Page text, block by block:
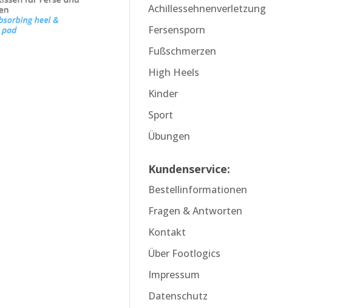
Achillessehnenverletzung
Fersensporn
Fußschmerzen
High Heels
Kinder
Sport
Übungen
Kundenservice:
Bestellinformationen
Fragen & Antworten
Kontakt
Über Footlogics
Impressum
Datenschutz